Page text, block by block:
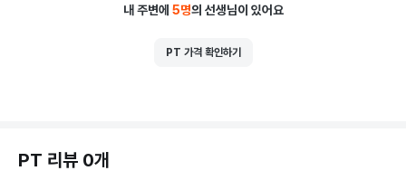
내 주변에 5명의 선생님이 있어요
PT 가격 확인하기
PT 리뷰 0개